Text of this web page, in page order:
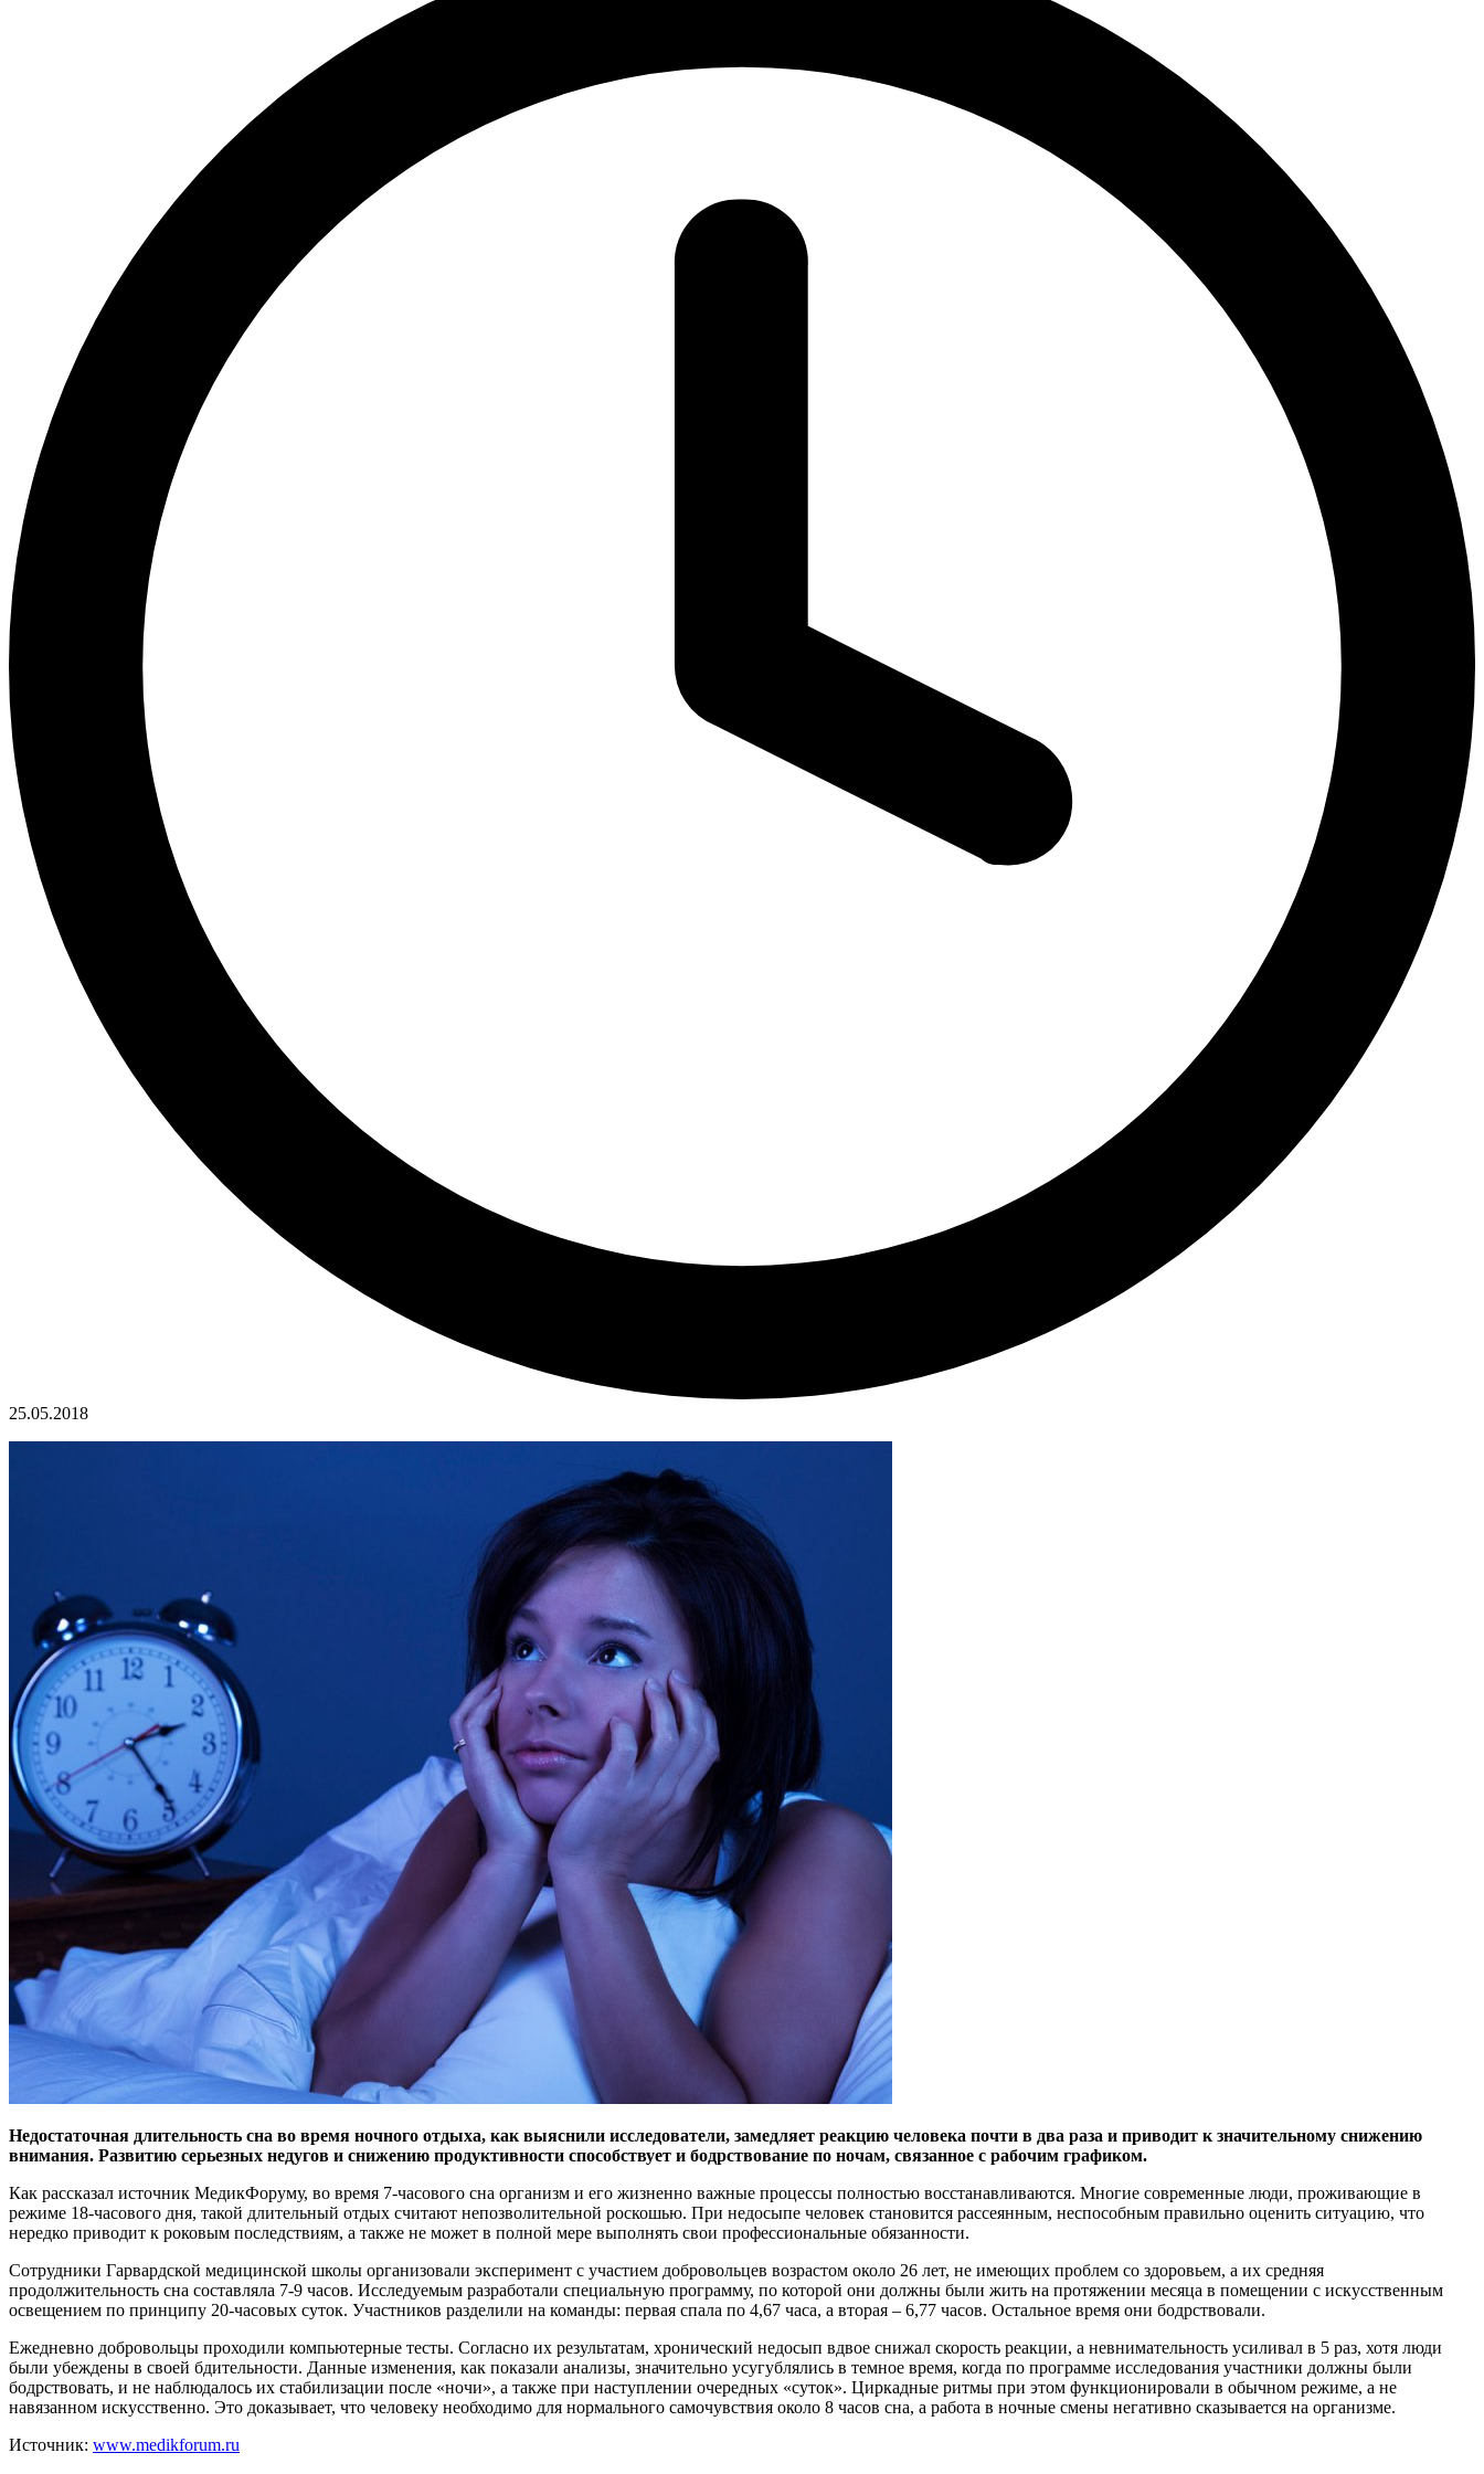
25.05.2018
Недостаточная длительность сна во время ночного отдыха, как выяснили исследователи, замедляет реакцию человека почти в два раза и приводит к значительному снижению
внимания. Развитию серьезных недугов и снижению продуктивности способствует и бодрствование по ночам, связанное с рабочим графиком.
Как рассказал источник МедикФоруму, во время 7-часового сна организм и его жизненно важные процессы полностью восстанавливаются. Многие современные люди, проживающие в
режиме 18-часового дня, такой длительный отдых считают непозволительной роскошью. При недосыпе человек становится рассеянным, неспособным правильно оценить ситуацию, что
нередко приводит к роковым последствиям, а также не может в полной мере выполнять свои профессиональные обязанности.
Сотрудники Гарвардской медицинской школы организовали эксперимент с участием добровольцев возрастом около 26 лет, не имеющих проблем со здоровьем, а их средняя
продолжительность сна составляла 7-9 часов. Исследуемым разработали специальную программу, по которой они должны были жить на протяжении месяца в помещении с искусственным
освещением по принципу 20-часовых суток. Участников разделили на команды: первая спала по 4,67 часа, а вторая – 6,77 часов. Остальное время они бодрствовали.
Ежедневно добровольцы проходили компьютерные тесты. Согласно их результатам, хронический недосып вдвое снижал скорость реакции, а невнимательность усиливал в 5 раз, хотя люди
были убеждены в своей бдительности. Данные изменения, как показали анализы, значительно усугублялись в темное время, когда по программе исследования участники должны были
бодрствовать, и не наблюдалось их стабилизации после «ночи», а также при наступлении очередных «суток». Циркадные ритмы при этом функционировали в обычном режиме, а не
навязанном искусственно. Это доказывает, что человеку необходимо для нормального самочувствия около 8 часов сна, а работа в ночные смены негативно сказывается на организме.
Источник: www.medikforum.ru